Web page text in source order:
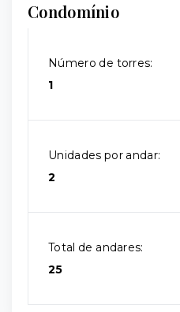
Condomínio
Número de torres:
1
Unidades por andar:
2
Total de andares:
25